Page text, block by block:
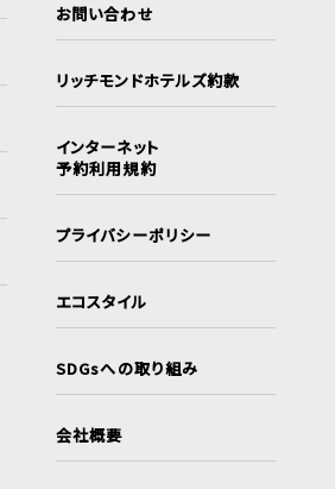
お問い合わせ
リッチモンドホテルズ約款
インターネット
予約利用規約
プライバシーポリシー
エコスタイル
SDGsへの取り組み
会社概要